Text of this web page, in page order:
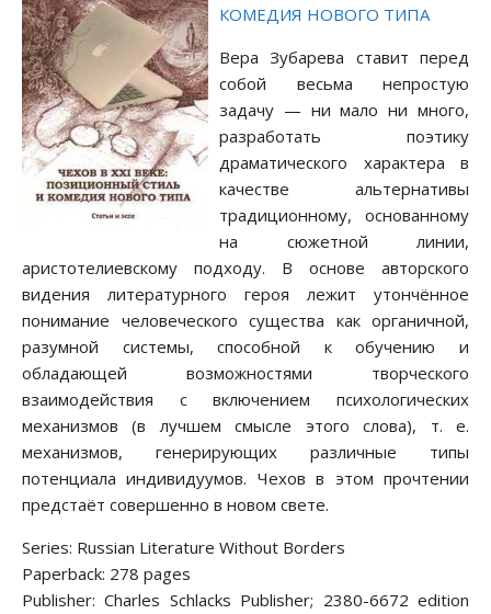
КОМЕДИЯ НОВОГО ТИПА
Вера Зубарева ставит перед
собой весьма непростую
задачу — ни мало ни много,
разработать поэтику
драматического характера в
качестве альтернативы
традиционному, основанному
на сюжетной линии,
аристотелиевскому подходу. В основе авторского
видения литературного героя лежит утончённое
понимание человеческого существа как органичной,
разумной системы, способной к обучению и
обладающей возможностями творческого
взаимодействия с включением психологических
механизмов (в лучшем смысле этого слова), т. е.
механизмов, генерирующих различные типы
потенциала индивидуумов. Чехов в этом прочтении
предстаёт совершенно в новом свете.
Series: Russian Literature Without Borders
Paperback: 278 pages
Publisher: Charles Schlacks Publisher; 2380-6672 edition